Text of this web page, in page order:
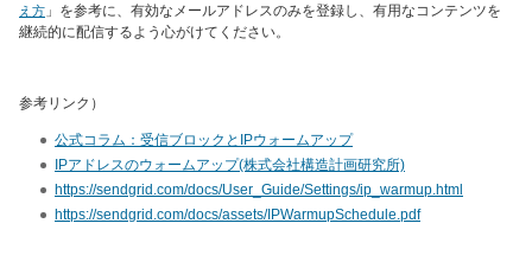
え方 」を参考に、有効なメールアドレスのみを登録し、有用なコンテンツを
継続的に配信するよう心がけてください。
参考リンク）
公式コラム：受信ブロックとIPウォームアップ
IPアドレスのウォームアップ(株式会社構造計画研究所)
https://sendgrid.com/docs/User_Guide/Settings/ip_warmup.html
https://sendgrid.com/docs/assets/IPWarmupSchedule.pdf